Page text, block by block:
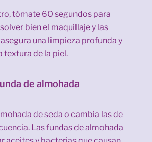
tómate 60 segundos para
bien el maquillaje y las
una limpieza profunda y
textura de la piel.
de almohada
de seda o cambia las de
Las fundas de almohada